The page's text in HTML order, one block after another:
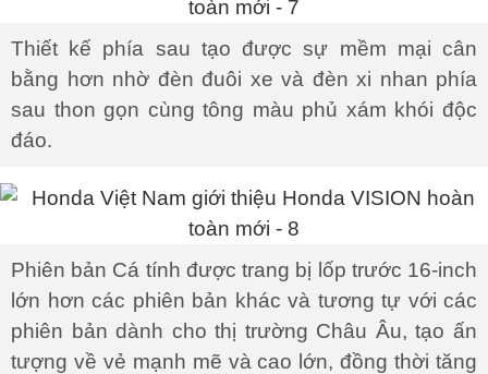
Thiết kế phía sau tạo được sự mềm mại cân
bằng hơn nhờ đèn đuôi xe và đèn xi nhan phía
sau thon gọn cùng tông màu phủ xám khói độc
đáo.
Phiên bản Cá tính được trang bị lốp trước 16-inch
lớn hơn các phiên bản khác và tương tự với các
phiên bản dành cho thị trường Châu Âu, tạo ấn
tượng về vẻ mạnh mẽ và cao lớn, đồng thời tăng